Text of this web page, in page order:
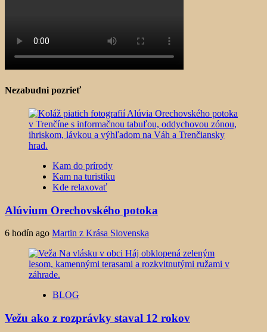
Nezabudni pozrieť
Kam do prírody
Kam na turistiku
Kde relaxovať
Alúvium Orechovského potoka
6 hodín ago Martin z Krása Slovenska
BLOG
Vežu ako z rozprávky staval 12 rokov